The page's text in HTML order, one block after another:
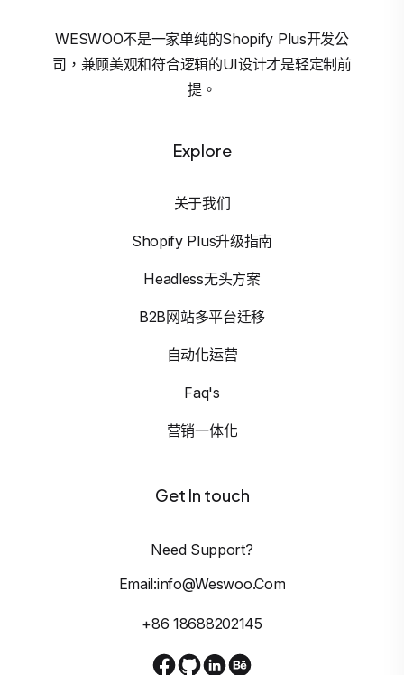
WESWOO不是一家单纯的Shopify Plus开发公
司，兼顾美观和符合逻辑的UI设计才是轻定制前
提。
Explore
关于我们
Shopify Plus升级指南
Headless无头方案
B2B网站多平台迁移
自动化运营
Faq's
营销一体化
Get In touch
Need Support?
Email:info@weswoo.com
+86 18688202145